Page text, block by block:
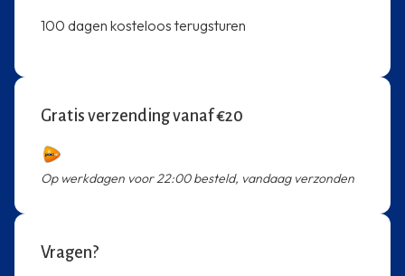
100 dagen kosteloos terugsturen
Gratis verzending vanaf €20
Op werkdagen voor 22:00 besteld, vandaag verzonden
Vragen?